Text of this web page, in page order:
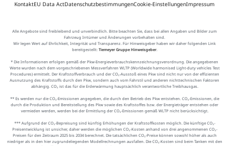
KontaktEU Data ActDatenschutzbestimmungenCookie-EinstellungenImpressum
Alle Angebote sind freibleibend und unverbindlich. Bitte beachten Sie, dass bei allen Angaben und Bilder zum
Fahrzeug Irrtümer und Änderungen vorbehalten sind.
Wir legen Wert auf Ehrlichkeit, Integrität und Transparenz. Für Hinweisgeber haben wir daher folgenden Link
bereitgestellt: Tiemeyer Gruppe Hinweisgeber.
* Die Informationen erfolgen gemäß der Pkw-Energieverbrauchskennzeichnungsverordnung. Die angegebenen
Werte wurden nach dem vorgeschriebenen Messverfahren WLTP (Worldwide harmonised Light-duty vehicles Test
Procedures) ermittelt. Der Kraftstoffverbrauch und der CO₂-Ausstoß eines Pkw sind nicht nur von der effizienten
Ausnutzung des Kraftstoffs durch den Pkw, sondern auch vom Fahrstil und anderen nichttechnischen Faktoren
abhängig. CO₂ ist das für die Erderwärmung hauptsächlich verantwortliche Treibhausgas.
** Es werden nur die CO₂-Emissionen angegeben, die durch den Betrieb des Pkw entstehen. CO₂-Emissionen, die
durch die Produktion und Bereitstellung des Pkw sowie des Kraftstoffes bzw. der Energieträger entstehen oder
vermieden werden, werden bei der Ermittlung der CO₂-Emissionen gemäß WLTP nicht berücksichtigt.
*** Aufgrund der CO₂-Bepreisung sind künftig Erhöhungen der Kraftstoffkosten möglich. Die künftige CO₂-
Preisentwicklung ist unsicher, daher werden die möglichen CO₂-Kosten anhand von drei angenommenen CO₂-
Preisen für den Zeitraum 2025 bis 2034 berechnet. Die tatsächlichen CO₂-Preise können sowohl höher als auch
niedriger als in den hier zugrundeliegenden Modellrechnungen ausfallen. Die CO₂-Kosten sind beim Tanken mit den